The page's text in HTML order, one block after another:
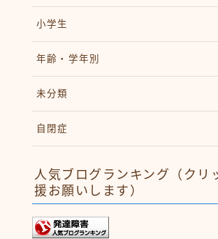
小学生
年齢・学年別
未分類
自閉症
人気ブログランキング（クリ
援お願いします）